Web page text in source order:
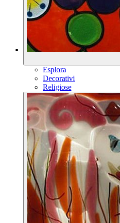
Esplora
Decorativi
Religiose